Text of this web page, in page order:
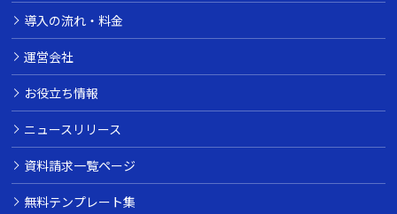
導入の流れ・料金
運営会社
お役立ち情報
ニュースリリース
資料請求一覧ページ
無料テンプレート集